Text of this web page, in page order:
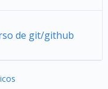
de git/github